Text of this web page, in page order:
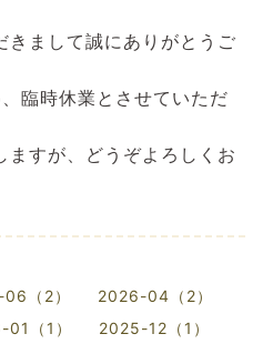
きまして誠にありがとうご
臨時休業とさせていただ
ますが、どうぞよろしくお
（2）
2026-04（2）
（1）
2025-12（1）